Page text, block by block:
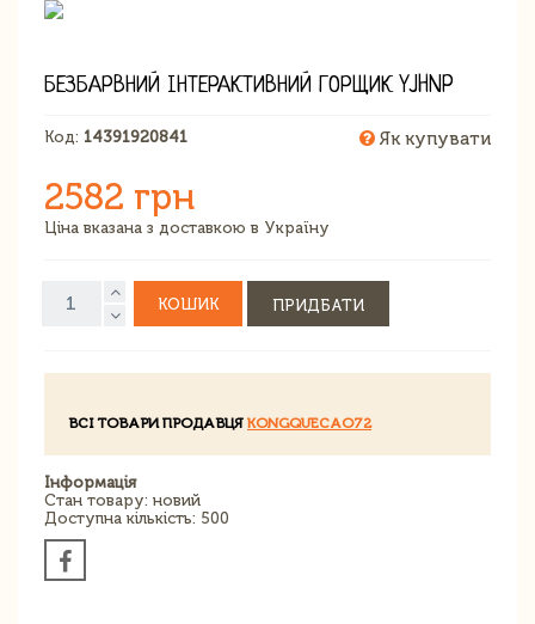
БЕЗБАРВНИЙ ІНТЕРАКТИВНИЙ ГОРЩИК YJHNP
Код: 14391920841 Як купувати
2582 грн
Ціна вказана з доставкою в Україну
КОШИК ПРИДБАТИ
ВСІ ТОВАРИ ПРОДАВЦЯ KONGQUECAO72
Інформація
Стан товару: новий
Доступна кількість: 500